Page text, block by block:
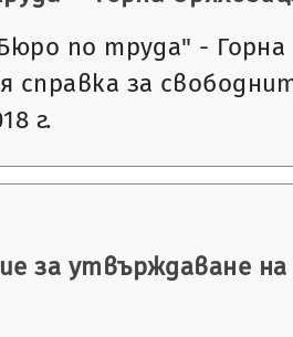
по труда" -
справка за
г.
за утвърждаване